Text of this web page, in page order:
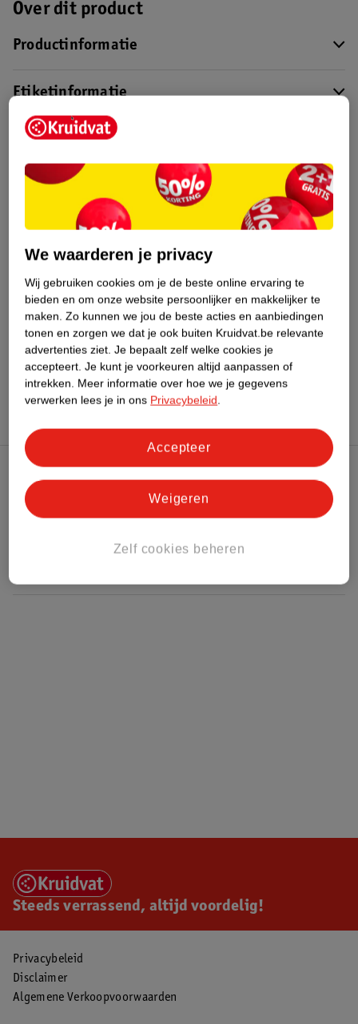
Over dit product
Productinformatie
Etiketinformatie
Nature Impact Score
Dit product heeft (nog) geen Nature
Impact Score.
Meer informatie
Bestel & Bezorginformatie
Bekijk ook
Alle Vitamine B
Kruidvat Club
Steeds verrassend, altijd voordelig!
Privacybeleid
Disclaimer
Algemene Verkoopvoorwaarden
We waarderen je privacy
Wij gebruiken cookies om je de beste online ervaring te
bieden en om onze website persoonlijker en makkelijker te
maken. Zo kunnen we jou de beste acties en aanbiedingen
tonen en zorgen we dat je ook buiten Kruidvat.be relevante
advertenties ziet. Je bepaalt zelf welke cookies je
accepteert. Je kunt je voorkeuren altijd aanpassen of
intrekken. Meer informatie over hoe we je gegevens
verwerken lees je in ons Privacybeleid.
Zelf cookies beheren
Weigeren
Accepteer